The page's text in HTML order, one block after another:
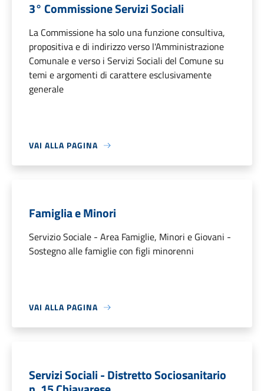
3° Commissione Servizi Sociali
La Commissione ha solo una funzione consultiva,
propositiva e di indirizzo verso l'Amministrazione
Comunale e verso i Servizi Sociali del Comune su
temi e argomenti di carattere esclusivamente
generale
VAI ALLA PAGINA
Famiglia e Minori
Servizio Sociale - Area Famiglie, Minori e Giovani -
Sostegno alle famiglie con figli minorenni
VAI ALLA PAGINA
Servizi Sociali - Distretto Sociosanitario